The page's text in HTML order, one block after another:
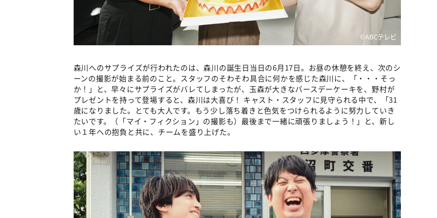
©ABCテレビ
森川へのサプライズが行われたのは、森川の誕生日当日の6月17日。お昼の休憩を終え、次のシ
ーンの撮影が始まる前のこと。スタッフのそわそわ具合に何かを感じた森川に、「・・・そっ
か！」と、早々にサプライズがバレてしまったが、玉森が大きなバースデーケーキを、野村が
プレゼントを持って登場すると、森川は大喜び！ キャスト・スタッフに見守られる中で、「31
歳になりました。とても大人です。もう少し落ち着きと色気をつけられるように努力していき
たいです。（「マイ・フィクション」の撮影も）最後まで一緒に頑張りましょう！」と、新し
い１年への抱負と共に、チームを盛り上げた。